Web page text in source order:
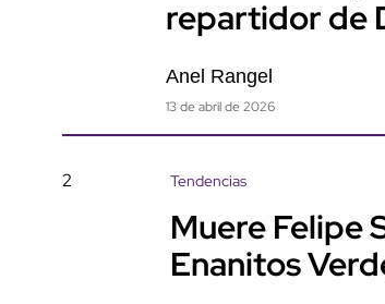
repartidor de
Anel Rangel
13 de abril de 2026
2 Tendencias
Muere Felipe
Enanitos